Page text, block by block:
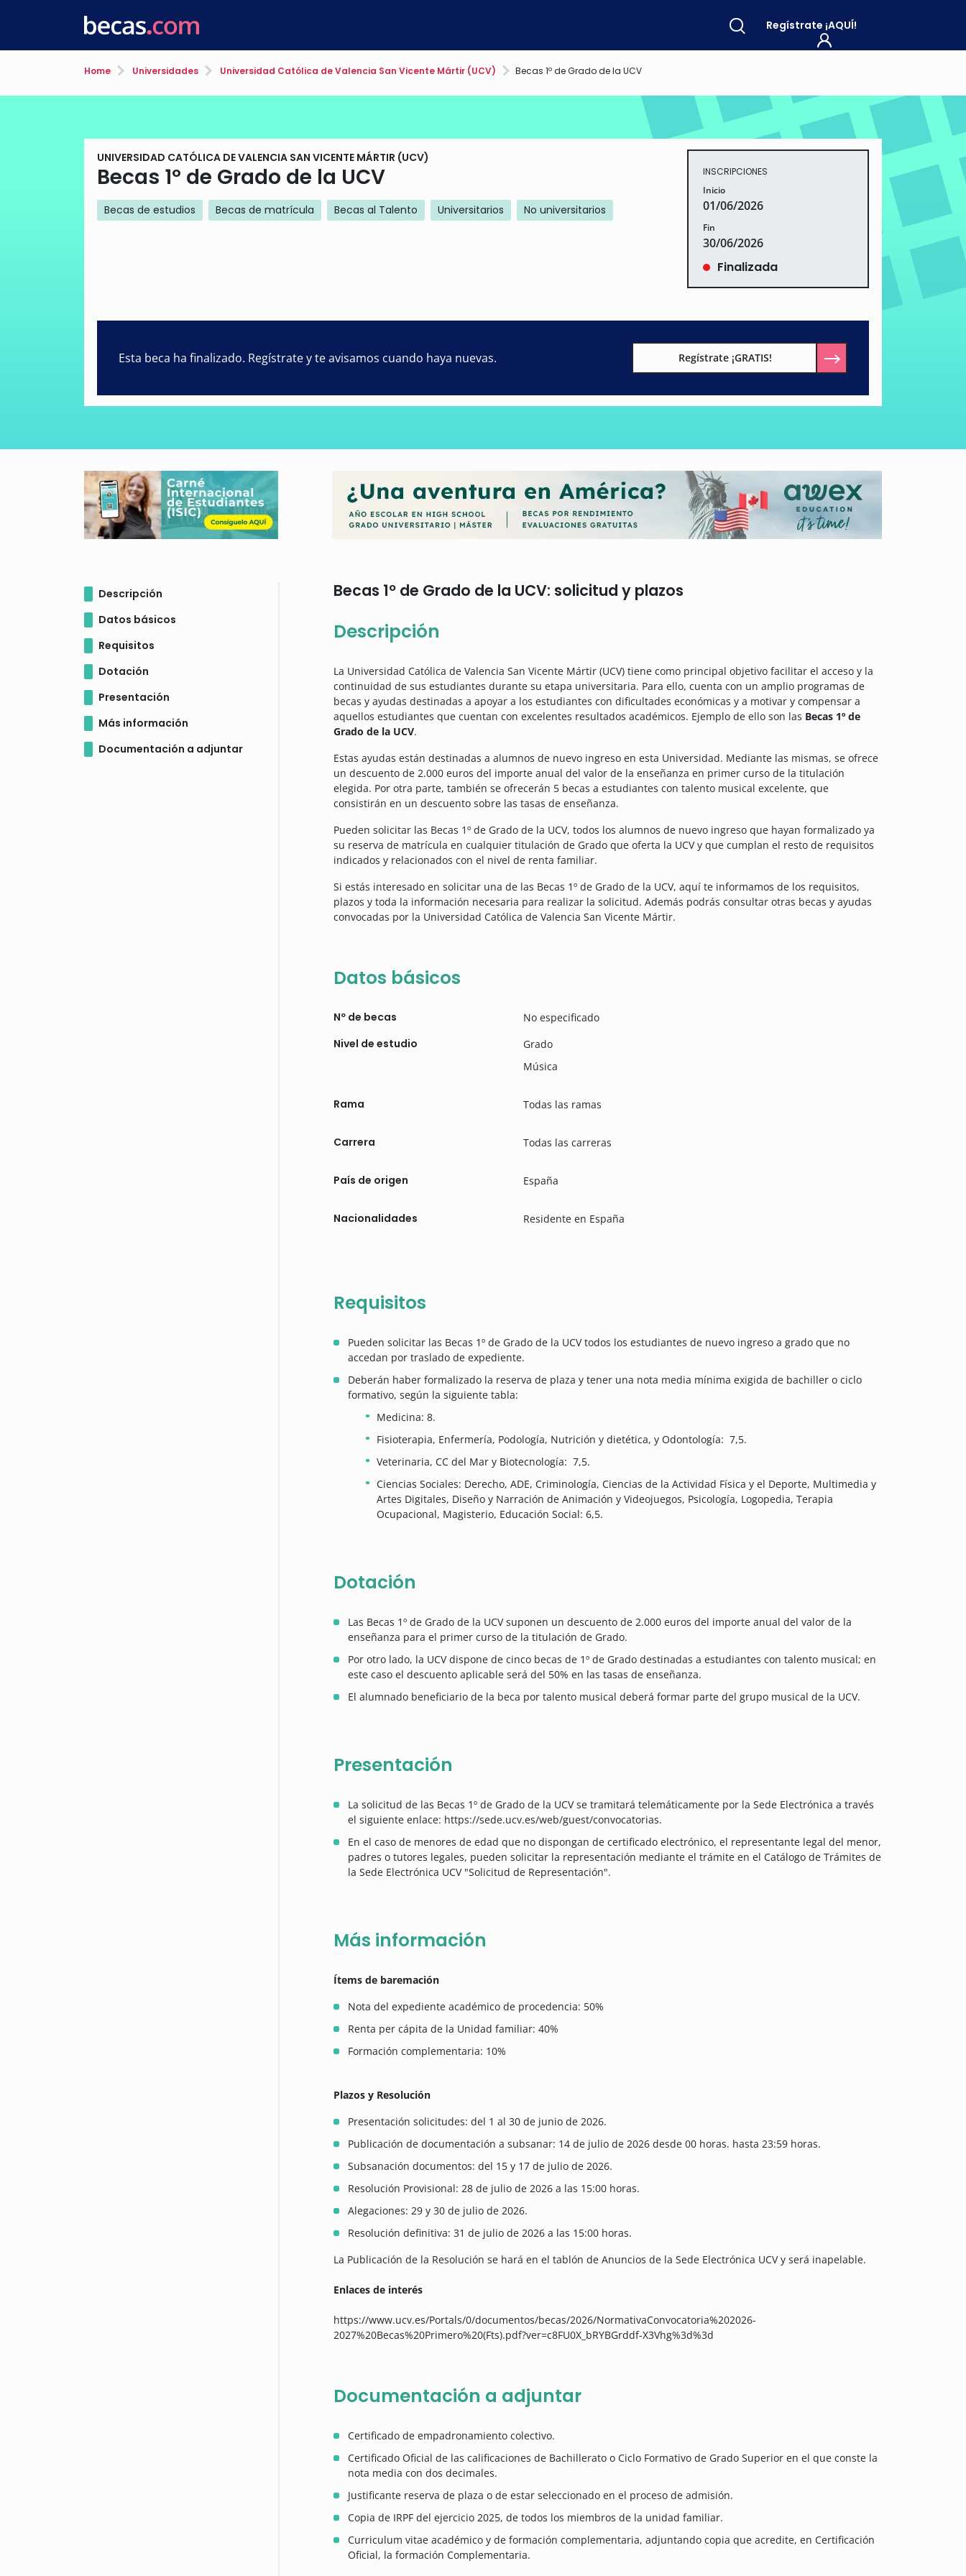
Regístrate ¡AQUÍ!
Home Universidades Universidad Católica de Valencia San Vicente Mártir (UCV) Becas 1º de Grado de la UCV
UNIVERSIDAD CATÓLICA DE VALENCIA SAN VICENTE MÁRTIR (UCV)
Becas 1º de Grado de la UCV
Becas de estudios Becas de matrícula Becas al Talento Universitarios No universitarios
INSCRIPCIONES
Inicio
01/06/2026
Fin
30/06/2026
Finalizada
Esta beca ha finalizado. Regístrate y te avisamos cuando haya nuevas. Regístrate ¡GRATIS!
Descripción
Datos básicos
Requisitos
Dotación
Presentación
Más información
Documentación a adjuntar
Becas 1º de Grado de la UCV: solicitud y plazos
Descripción
La Universidad Católica de Valencia San Vicente Mártir (UCV) tiene como principal objetivo facilitar el acceso y la
continuidad de sus estudiantes durante su etapa universitaria. Para ello, cuenta con un amplio programas de
becas y ayudas destinadas a apoyar a los estudiantes con dificultades económicas y a motivar y compensar a
aquellos estudiantes que cuentan con excelentes resultados académicos. Ejemplo de ello son las Becas 1º de
Grado de la UCV.
Estas ayudas están destinadas a alumnos de nuevo ingreso en esta Universidad. Mediante las mismas, se ofrece
un descuento de 2.000 euros del importe anual del valor de la enseñanza en primer curso de la titulación
elegida. Por otra parte, también se ofrecerán 5 becas a estudiantes con talento musical excelente, que
consistirán en un descuento sobre las tasas de enseñanza.
Pueden solicitar las Becas 1º de Grado de la UCV, todos los alumnos de nuevo ingreso que hayan formalizado ya
su reserva de matrícula en cualquier titulación de Grado que oferta la UCV y que cumplan el resto de requisitos
indicados y relacionados con el nivel de renta familiar.
Si estás interesado en solicitar una de las Becas 1º de Grado de la UCV, aquí te informamos de los requisitos,
plazos y toda la información necesaria para realizar la solicitud. Además podrás consultar otras becas y ayudas
convocadas por la Universidad Católica de Valencia San Vicente Mártir.
Datos básicos
Nº de becas No especificado
Nivel de estudio
Grado
Música
Rama Todas las ramas
Carrera Todas las carreras
País de origen España
Nacionalidades Residente en España
Requisitos
Pueden solicitar las Becas 1º de Grado de la UCV todos los estudiantes de nuevo ingreso a grado que no
accedan por traslado de expediente.
Deberán haber formalizado la reserva de plaza y tener una nota media mínima exigida de bachiller o ciclo
formativo, según la siguiente tabla:
Medicina: 8.
Fisioterapia, Enfermería, Podología, Nutrición y dietética, y Odontología: 7,5.
Veterinaria, CC del Mar y Biotecnología: 7,5.
Ciencias Sociales: Derecho, ADE, Criminología, Ciencias de la Actividad Física y el Deporte, Multimedia y
Artes Digitales, Diseño y Narración de Animación y Videojuegos, Psicología, Logopedia, Terapia
Ocupacional, Magisterio, Educación Social: 6,5.
Dotación
Las Becas 1º de Grado de la UCV suponen un descuento de 2.000 euros del importe anual del valor de la
enseñanza para el primer curso de la titulación de Grado.
Por otro lado, la UCV dispone de cinco becas de 1º de Grado destinadas a estudiantes con talento musical; en
este caso el descuento aplicable será del 50% en las tasas de enseñanza.
El alumnado beneficiario de la beca por talento musical deberá formar parte del grupo musical de la UCV.
Presentación
La solicitud de las Becas 1º de Grado de la UCV se tramitará telemáticamente por la Sede Electrónica a través
el siguiente enlace: https://sede.ucv.es/web/guest/convocatorias.
En el caso de menores de edad que no dispongan de certificado electrónico, el representante legal del menor,
padres o tutores legales, pueden solicitar la representación mediante el trámite en el Catálogo de Trámites de
la Sede Electrónica UCV "Solicitud de Representación".
Más información
Ítems de baremación
Nota del expediente académico de procedencia: 50%
Renta per cápita de la Unidad familiar: 40%
Formación complementaria: 10%
Plazos y Resolución
Presentación solicitudes: del 1 al 30 de junio de 2026.
Publicación de documentación a subsanar: 14 de julio de 2026 desde 00 horas. hasta 23:59 horas.
Subsanación documentos: del 15 y 17 de julio de 2026.
Resolución Provisional: 28 de julio de 2026 a las 15:00 horas.
Alegaciones: 29 y 30 de julio de 2026.
Resolución definitiva: 31 de julio de 2026 a las 15:00 horas.
La Publicación de la Resolución se hará en el tablón de Anuncios de la Sede Electrónica UCV y será inapelable.
Enlaces de interés
https://www.ucv.es/Portals/0/documentos/becas/2026/NormativaConvocatoria%202026-
2027%20Becas%20Primero%20(Fts).pdf?ver=c8FU0X_bRYBGrddf-X3Vhg%3d%3d
Documentación a adjuntar
Certificado de empadronamiento colectivo.
Certificado Oficial de las calificaciones de Bachillerato o Ciclo Formativo de Grado Superior en el que conste la
nota media con dos decimales.
Justificante reserva de plaza o de estar seleccionado en el proceso de admisión.
Copia de IRPF del ejercicio 2025, de todos los miembros de la unidad familiar.
Curriculum vitae académico y de formación complementaria, adjuntando copia que acredite, en Certificación
Oficial, la formación Complementaria.